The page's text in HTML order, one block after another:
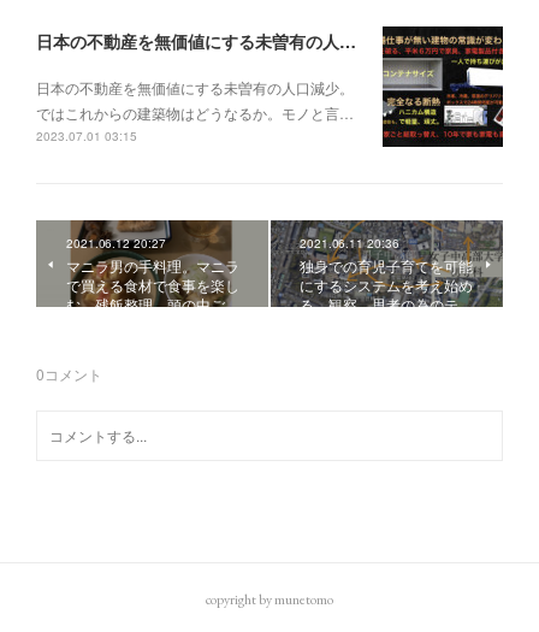
日本の不動産を無価値にする未曽有の人口減少。ではこれからの建築物はどうなるか。
日本の不動産を無価値にする未曽有の人口減少。
ではこれからの建築物はどうなるか。モノと言…
2023.07.01 03:15
2021.06.12 20:27
マニラ男の手料理。マニラ
で買える食材で食事を楽し
む。残飯整理、頭の中ご…
2021.06.11 20:36
独身での育児子育てを可能
にするシステムを考え始め
る。観察、思考の為のテ…
0コメント
copyright by munetomo